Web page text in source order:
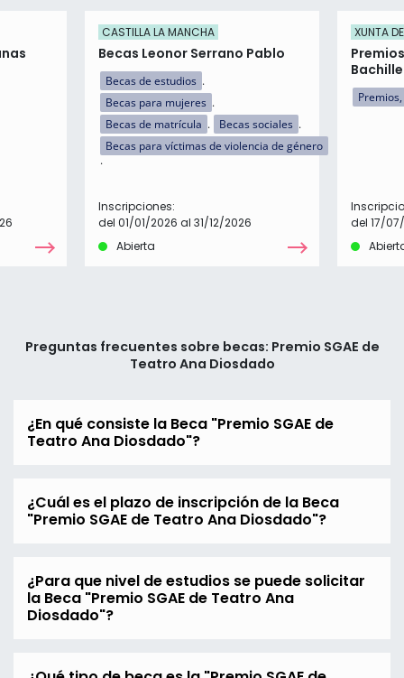
CASTILLA LA MANCHA
Becas Leonor Serrano Pablo
Becas de estudios
Becas para mujeres
Becas de matrícula
Becas sociales
Becas para víctimas de violencia de género
Inscripciones:
del 01/01/2026 al 31/12/2026
Abierta
XUNTA
del 17/
Preguntas frecuentes sobre becas: Premio SGAE de
Teatro Ana Diosdado
¿En qué consiste la Beca "Premio SGAE de
Teatro Ana Diosdado"?
¿Cuál es el plazo de inscripción de la Beca
"Premio SGAE de Teatro Ana Diosdado"?
¿Para que nivel de estudios se puede solicitar
la Beca "Premio SGAE de Teatro Ana
Diosdado"?